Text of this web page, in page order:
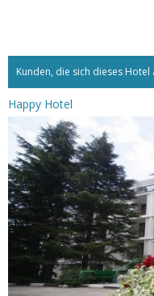
Kunden, die sich dieses
Happy Hotel